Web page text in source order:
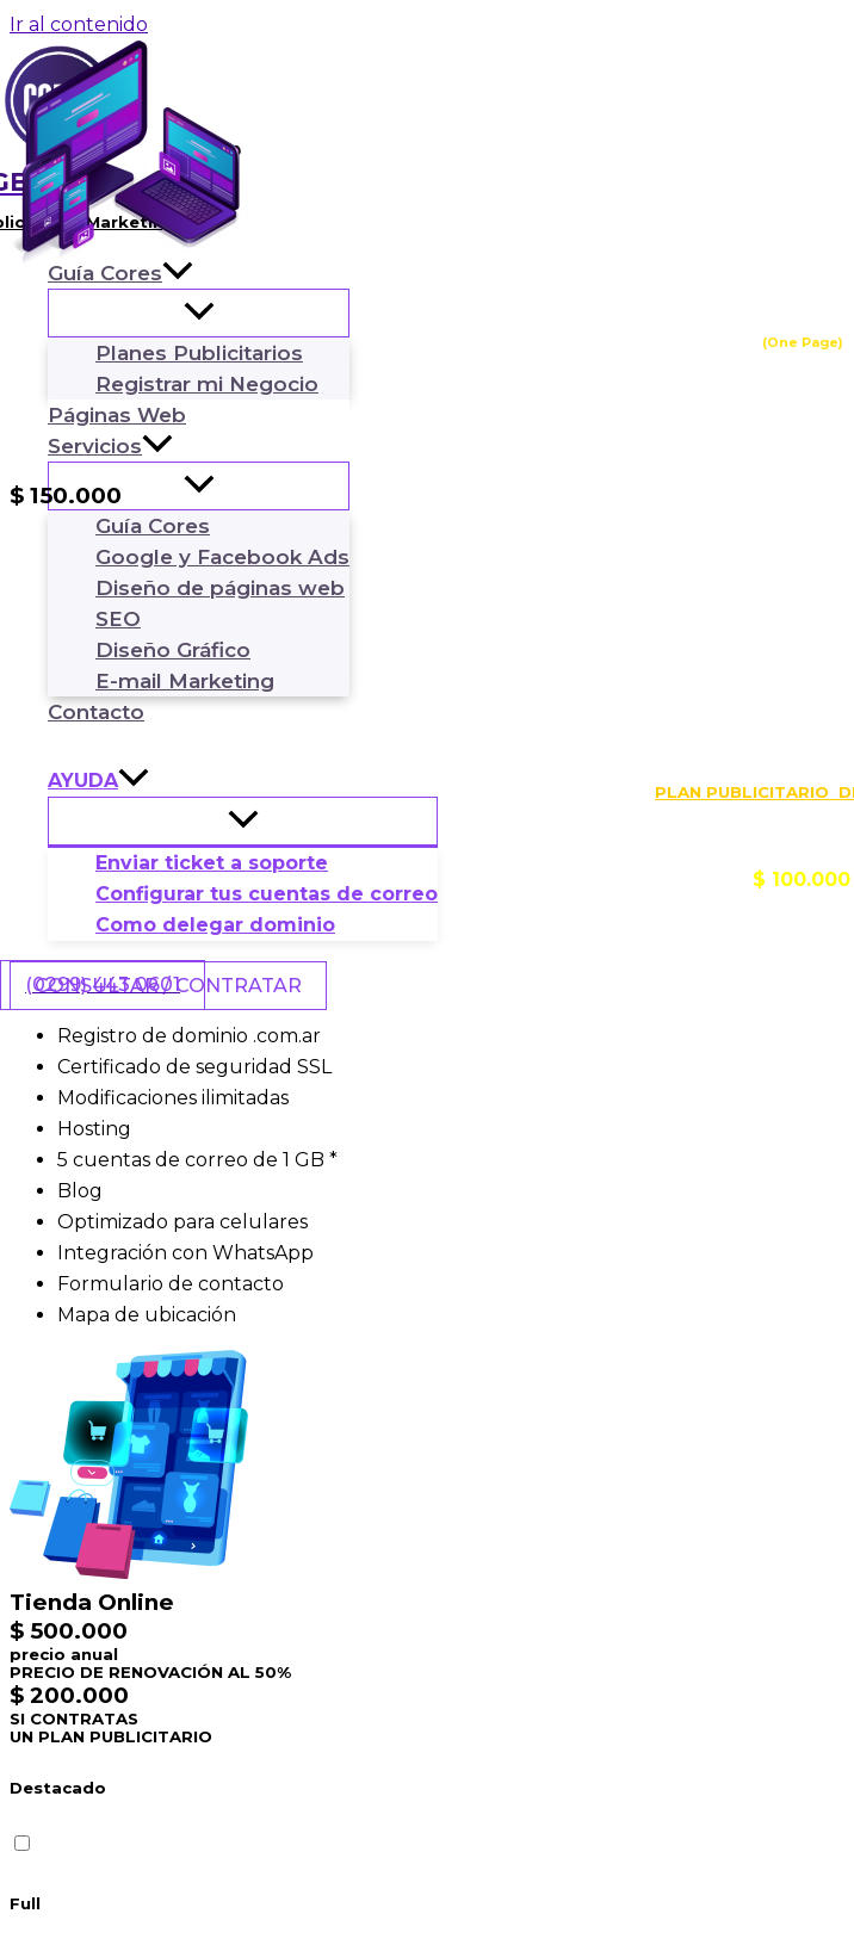
Ir al contenido
& Marketing
Guía Cores
Planes Publicitarios
Registrar mi Negocio
Páginas Web
Servicios
Guía Cores
Google y Facebook Ads
Diseño de páginas web
SEO
Diseño Gráfico
E-mail Marketing
Contacto
AYUDA
Enviar ticket a soporte
Configurar tus cuentas de correo
Como delegar dominio
(0299) 443 0601
(One Page)
Web Institucional
$ 400.000
precio anual
PRECIO DE RENOVACIÓN AL 50%
$ 150.000
SI CONTRATAS
UN PLAN PUBLICITARIO
Destacado
PLAN PUBLICITARIO
$ 100.000
CONSULTAR / CONTRATAR
Registro de dominio .com.ar
Certificado de seguridad SSL
Modificaciones ilimitadas
Hosting
5 cuentas de correo de 1 GB *
Blog
Optimizado para celulares
Integración con WhatsApp
Formulario de contacto
Mapa de ubicación
Tienda Online
$ 500.000
precio anual
PRECIO DE RENOVACIÓN AL 50%
$ 200.000
SI CONTRATAS
UN PLAN PUBLICITARIO
Destacado
Full